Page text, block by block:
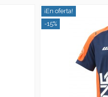
¡En oferta!
-15%